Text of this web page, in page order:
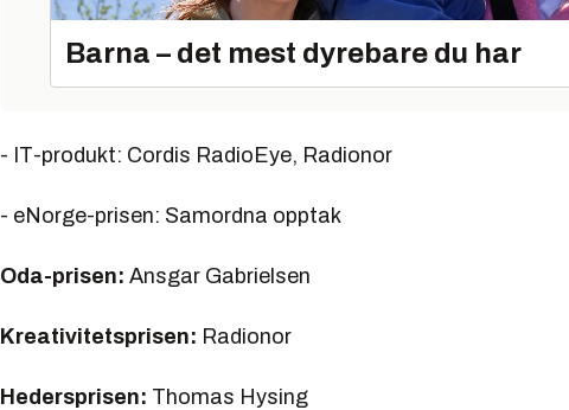
Barna – det mest dyrebare du har
- IT-produkt: Cordis RadioEye, Radionor
- eNorge-prisen: Samordna opptak
Oda-prisen: Ansgar Gabrielsen
Kreativitetsprisen: Radionor
Hedersprisen: Thomas Hysing